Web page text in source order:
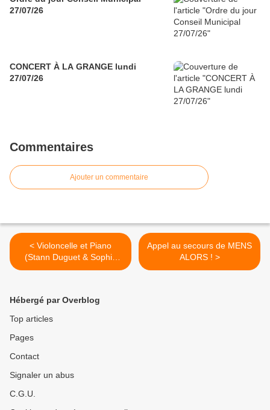
27/07/26
CONCERT À LA GRANGE lundi
27/07/26
Commentaires
Ajouter un commentaire
< Violoncelle et Piano
(Stann Duguet & Sophie
Bazin): Mardi 18 octobre -
Appel au secours de MENS
ALORS ! >
Hébergé par Overblog
Top articles
Pages
Contact
Signaler un abus
C.G.U.